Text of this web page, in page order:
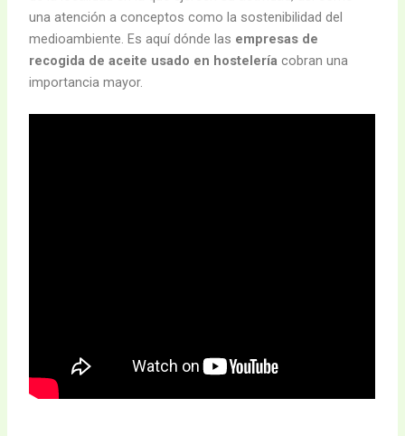
una atención a conceptos como la sostenibilidad del
medioambiente. Es aquí dónde las empresas de
recogida de aceite usado en hostelería cobran una
importancia mayor.